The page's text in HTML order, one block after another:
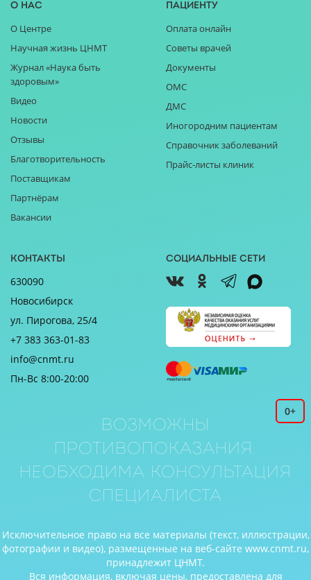
О нас
О Центре
Научная жизнь ЦНМТ
Журнал «Наука быть
здоровым»
Видео
Новости
Отзывы
Благотворительность
Поставщикам
Партнёрам
Вакансии
Пациенту
Оплата онлайн
Советы врачей
Документы
ОМС
ДМС
Иногородним пациентам
Справочник заболеваний
Прайс-листы клиник
Контакты
630090
Новосибирск
ул. Пирогова, 25/4
+7 383 363-01-83
info@cnmt.ru
Пн-Вс 8:00-20:00
Социальные сети
0+
Возможны
противопоказания.
Необходима консультация
специалиста
Исключительное право на все материалы (текст, иллюстрации,
фотографии и видео), размещенные на веб-сайте www.cnmt.ru,
принадлежит ЦНМТ.
Вся информация, включая цены, предоставлена для